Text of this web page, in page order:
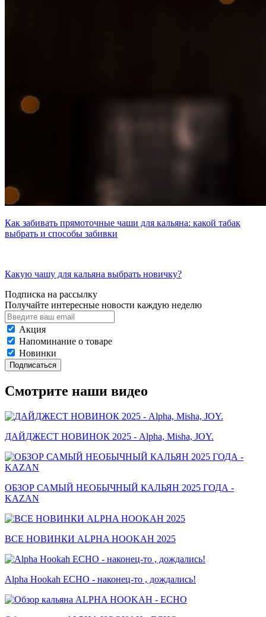
Как забивать прямоточные чаши для кальяна: какой табак
выбрать и способы забивки
Какую чашу для кальяна выбрать новичку?
Подписка на рассылку
Получайте интересные новости каждую неделю
Акция
Напоминание о товаре
Новинки
Подписаться
Смотрите наши видео
ДАЙДЖЕСТ НОВИНОК 2025 - Alpha, Misha, JOY.
ОБЗОР САМЫЙ НЕОБЫЧНЫЙ КАЛЬЯН 2025 ГОДА -
KAZAN
ВСЕ НОВИНКИ ALPHA HOOKAH 2025
Alpha Hookah ECHO - наконец-то , дождались!